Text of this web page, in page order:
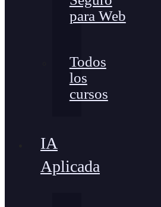
para Web
Todos
los
cursos
IA
Aplicada